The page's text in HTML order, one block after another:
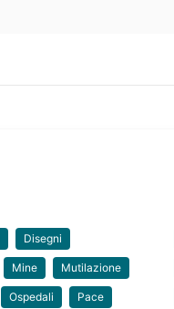
Disegni
Mine Mutilazione
Ospedali Pace